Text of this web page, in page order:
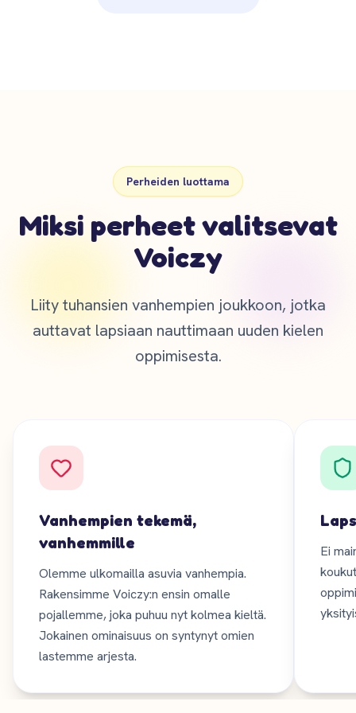
Perheiden luottama
Miksi perheet valitsevat
Voiczy
Liity tuhansien vanhempien joukkoon, jotka
auttavat lapsiaan nauttimaan uuden kielen
oppimisesta.
Vanhempien tekemä,
vanhemmille
Olemme ulkomailla asuvia vanhempia.
Rakensimme Voiczy:n ensin omalle
pojallemme, joka puhuu nyt kolmea kieltä.
Jokainen ominaisuus on syntynyt omien
lastemme arjesta.
Ei